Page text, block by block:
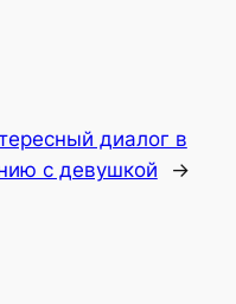
диалог в
с девушкой
→